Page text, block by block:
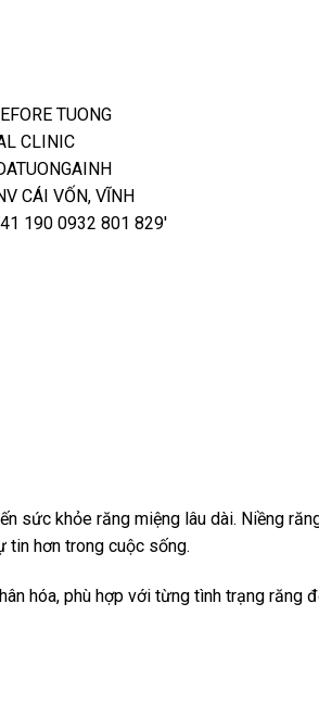
sức khỏe răng miệng lâu dài. Niềng
tin hơn trong cuộc sống.
hóa, phù hợp với từng tình trạng răng